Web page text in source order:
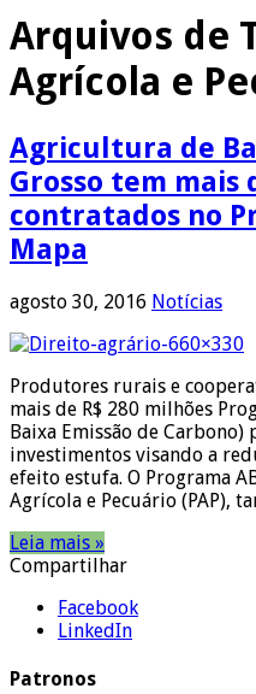
Arquivos de
Agrícola e
Agricultura de
Grosso tem mais
contratados no
Mapa
agosto 30, 2016 Notícias
Produtores rurais e
mais de R$ 280 milhões
Baixa Emissão de Carbono)
investimentos visando a
efeito estufa. O Programa
Agrícola e Pecuário (PAP),
Leia mais »
Compartilhar
Facebook
LinkedIn
Patronos